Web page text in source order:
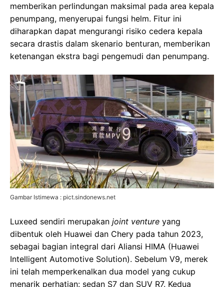
memberikan perlindungan maksimal pada area kepala
penumpang, menyerupai fungsi helm. Fitur ini
diharapkan dapat mengurangi risiko cedera kepala
secara drastis dalam skenario benturan, memberikan
ketenangan ekstra bagi pengemudi dan penumpang.
Gambar Istimewa : pict.sindonews.net
Luxeed sendiri merupakan joint venture yang
dibentuk oleh Huawei dan Chery pada tahun 2023,
sebagai bagian integral dari Aliansi HIMA (Huawei
Intelligent Automotive Solution). Sebelum V9, merek
ini telah memperkenalkan dua model yang cukup
menarik perhatian: sedan S7 dan SUV R7. Kedua